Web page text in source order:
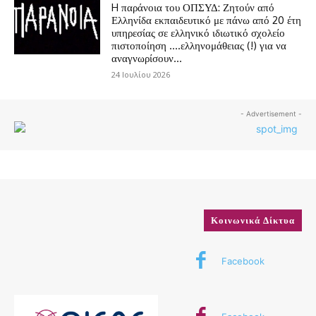
H παράνοια του ΟΠΣΥΔ: Ζητούν από
Ελληνίδα εκπαιδευτικό με πάνω από 20 έτη
υπηρεσίας σε ελληνικό ιδιωτικό σχολείο
πιστοποίηση ….ελληνομάθειας (!) για να
αναγνωρίσουν...
24 Ιουλίου 2026
- Advertisement -
Κοινωνικά Δίκτυα
Facebook